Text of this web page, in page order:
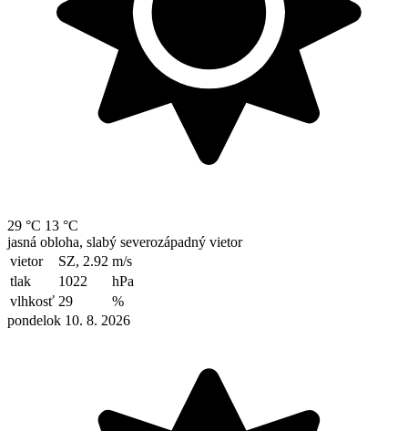
29 °C 13 °C
jasná obloha, slabý severozápadný vietor
vietor
SZ, 2.92 m/s
tlak
1022
hPa
vlhkosť 29
%
pondelok 10. 8. 2026